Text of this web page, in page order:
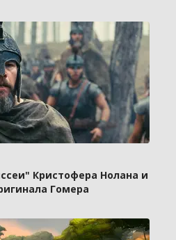
Кристофера Нолана и
Гомера